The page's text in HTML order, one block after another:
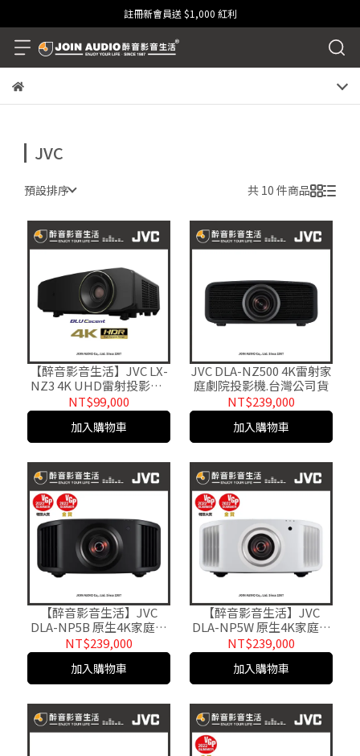
註冊新會員送 $1,000 紅利
JVC
預設排序 共 10 件商品
【醉音影音生活】JVC LX-
NZ3 4K UHD雷射投影機/
劇院投影機.台灣公司貨
NT$99,000
加入購物車
JVC DLA-NZ500 4K雷射家
庭劇院投影機.台灣公司貨
NT$239,000
加入購物車
【醉音影音生活】JVC
DLA-NP5B 原生4K家庭劇
院投影機.台灣公司貨
NT$239,000
加入購物車
【醉音影音生活】JVC
DLA-NP5W 原生4K家庭劇
院投影機.台灣公司貨
NT$239,000
加入購物車